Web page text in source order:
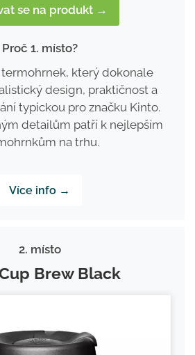
se na produkt →
Proč 1. místo?
který dokonale
design, praktičnost a
typickou pro značku Kinto.
detailům patří k nejlepším
na trhu.
Více info →
2. místo
Brew Black